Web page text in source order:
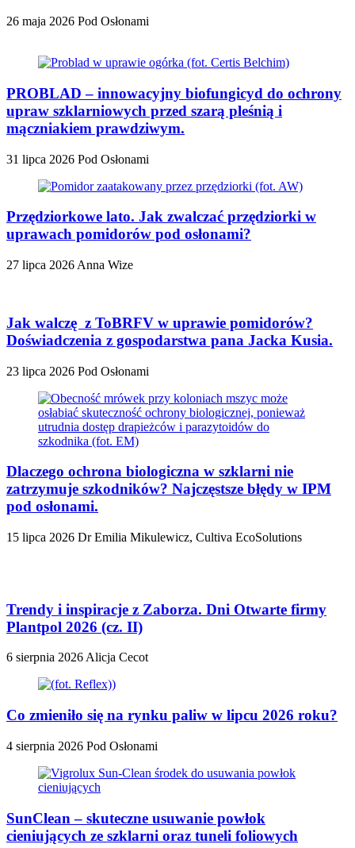
26 maja 2026 Pod Osłonami
PROBLAD – innowacyjny biofungicyd do ochrony
upraw szklarniowych przed szarą pleśnią i
mączniakiem prawdziwym.
31 lipca 2026 Pod Osłonami
Przędziorkowe lato. Jak zwalczać przędziorki w
uprawach pomidorów pod osłonami?
27 lipca 2026 Anna Wize
Jak walczę z ToBRFV w uprawie pomidorów?
Doświadczenia z gospodarstwa pana Jacka Kusia.
23 lipca 2026 Pod Osłonami
Dlaczego ochrona biologiczna w szklarni nie
zatrzymuje szkodników? Najczęstsze błędy w IPM
pod osłonami.
15 lipca 2026 Dr Emilia Mikulewicz, Cultiva EcoSolutions
Trendy i inspiracje z Zaborza. Dni Otwarte firmy
Plantpol 2026 (cz. II)
6 sierpnia 2026Alicja Cecot
Co zmieniło się na rynku paliw w lipcu 2026 roku?
4 sierpnia 2026 Pod Osłonami
SunClean – skuteczne usuwanie powłok
cieniujących ze szklarni oraz tuneli foliowych